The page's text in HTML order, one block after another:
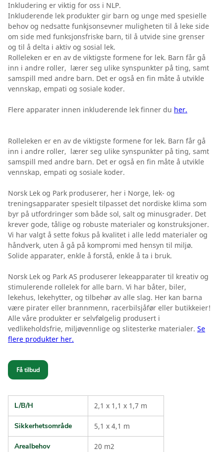
Inkludering er viktig for oss i NLP.
Inkluderende lek produkter gir barn og unge med spesielle
behov og nedsatte funkjsonsevner muligheten til å leke side
om side med funksjonsfriske barn, til å utvide sine grenser
og til å delta i aktiv og sosial lek.
Rolleleken er en av de viktigste formene for lek. Barn får gå
inn i andre roller, lærer seg ulike synspunkter på ting, samt
samspill med andre barn. Det er også en fin måte å utvikle
vennskap, empati og sosiale koder.
Flere apparater innen inkluderende lek finner du her.
Rolleleken er en av de viktigste formene for lek. Barn får gå
inn i andre roller, lærer seg ulike synspunkter på ting, samt
samspill med andre barn. Det er også en fin måte å utvikle
vennskap, empati og sosiale koder.
Norsk Lek og Park produserer, her i Norge, lek- og
treningsapparater spesielt tilpasset det nordiske klima som
byr på utfordringer som både sol, salt og minusgrader. Det
krever gode, tålige og robuste materialer og konstruksjoner.
Vi har valgt å sette fokus på kvalitet i alle ledd materialer og
håndverk, uten å gå på kompromi med hensyn til miljø.
Solide apparater, enkle å forstå, enkle å ta i bruk.
Norsk Lek og Park AS produserer lekeapparater til kreativ og
stimulerende rollelek for alle barn. Vi har båter, biler,
lekehus, lekehytter, og tilbehør av alle slag. Her kan barna
være pirater eller brannmenn, racerbilsjåfør eller butikkeier!
Alle våre produkter er selvfølgelig produsert i
vedlikeholdsfrie, miljøvennlige og slitesterke materialer. Se
flere produkter her.
Få tilbud
L/B/H 2,1 x 1,1 x 1,7 m
Sikkerhetsområde 5,1 x 4,1 m
Arealbehov 20 m2